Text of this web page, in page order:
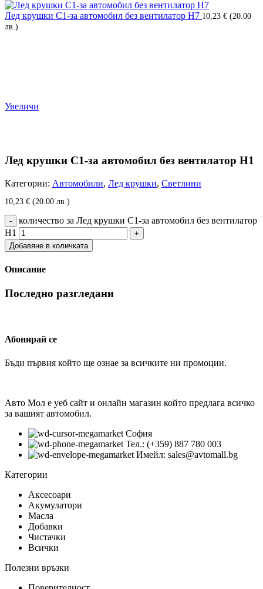
Лед крушки С1-за автомобил без вентилатор Н7 10,23 € (20.00
лв.)
Увеличи
Лед крушки С1-за автомобил без вентилатор Н1
Категории: Автомобили, Лед крушки, Светлини
10,23 € (20.00 лв.)
количество за Лед крушки С1-за автомобил без вентилатор
Н1
Добавяне в количката
Описание
Последно разгледани
Абонирай се
Бъди първия който ще ознае за всичките ни промоции.
Авто Мол е уеб сайт и онлайн магазин който предлага всичко
за вашият автомобил.
София
Тел.: (+359) 887 780 003
Имейл: sales@avtomall.bg
Категории
Аксесоари
Акумулатори
Масла
Добавки
Чистачки
Всички
Полезни връзки